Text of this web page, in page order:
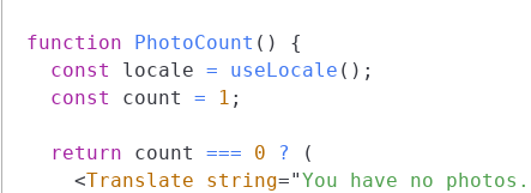
function PhotoCount ( )
{
const
locale = useLocale ( ) ;
const
count = 1 ;
return count === 0 ?
(
<Translate string="You have no photos.